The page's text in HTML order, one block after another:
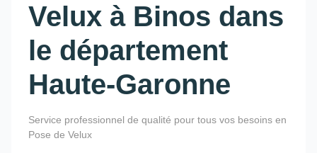
Velux à Binos dans
le département
Haute-Garonne
Service professionnel de qualité pour tous vos besoins en
Pose de Velux